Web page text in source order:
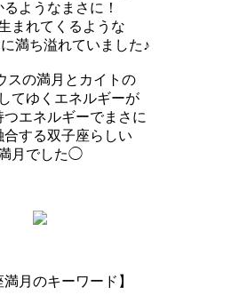
るようなまさに！
まれてくるような
満ち溢れていました♪
スの満月とカイトの
てゆくエネルギーが
つエネルギーでまさに
合する双子座らしい
月でした◯
満月のキーワード】